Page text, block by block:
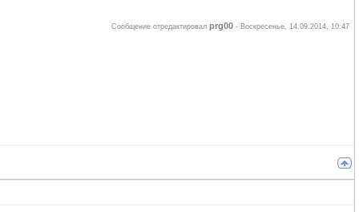
Сообщение отредактировал prg00 - Воскресенье, 14.09.2014, 10:47